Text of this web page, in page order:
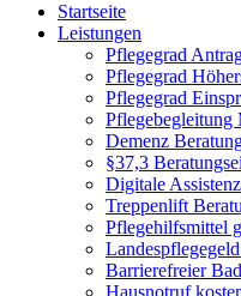
Startseite
Leistungen
Pflegegrad
Pflegegrad
Pflegegrad
Pflegebegleitung
Demenz
§37,3
Digitale
Treppenlift
Pflegehilfsmittel
Barrierefreier
Hausnotruf